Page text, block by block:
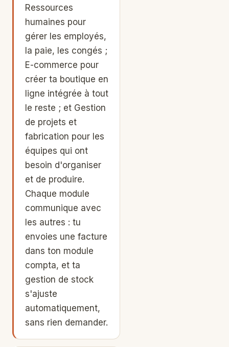
Ressources
humaines pour
gérer les employés,
la paie, les congés ;
E-commerce pour
créer ta boutique en
ligne intégrée à tout
le reste ; et Gestion
de projets et
fabrication pour les
équipes qui ont
besoin d'organiser
et de produire.
Chaque module
communique avec
les autres : tu
envoies une facture
dans ton module
compta, et ta
gestion de stock
s'ajuste
automatiquement,
sans rien demander.